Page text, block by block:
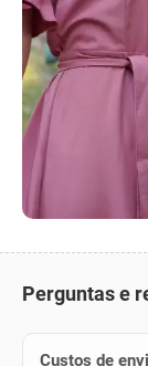
Perguntas e
Custos de